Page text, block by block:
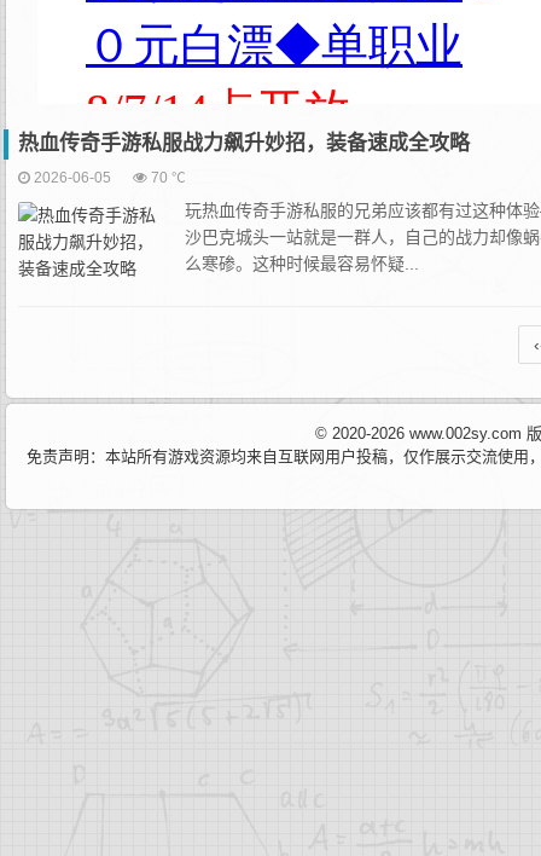
热血传奇手游私服战力飙升妙招，装备速成全攻略
2026-06-05 70 ℃
玩热血传奇手游私服的兄弟应该都有过这种体
沙巴克城头一站就是一群人，自己的战力却像
么寒碜。这种时候最容易怀疑...
© 2020-2026 www.002sy.com
免责声明：本站所有游戏资源均来自互联网用户投稿，仅作展示交流使